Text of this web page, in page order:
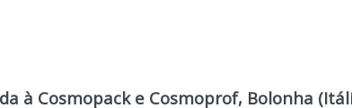
à Cosmopack e Cosmoprof, Bolonha